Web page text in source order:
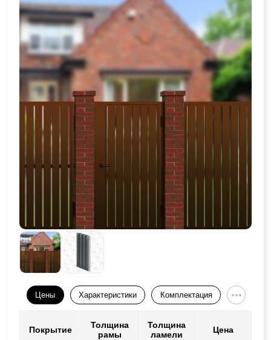
Цены Характеристики Комплектация
Покрытие
Толщина
рамы
Толщина
ламели
Цена